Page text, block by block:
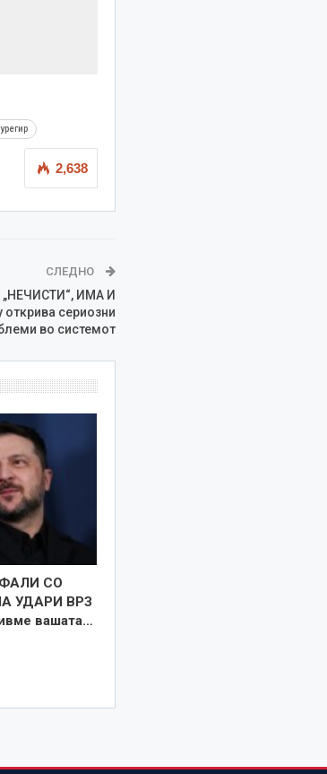
2,638
СЛЕДНО
ИМА И
сериозни
во системот
СО
УДАРИ ВРЗ
вашата…